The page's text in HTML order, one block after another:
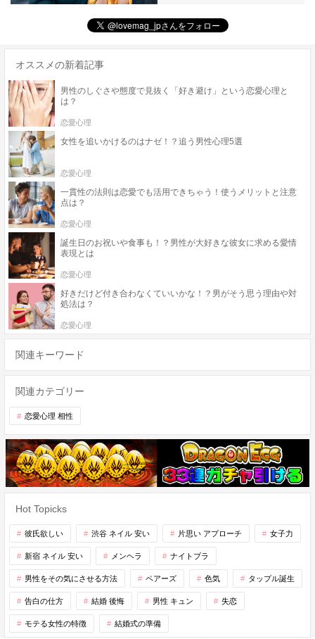
オススメの新着記事
男性のしぐさや態度で見抜く「好き避け」という恋愛心理と
は？
恋愛心理
女性を追いかけるのはナゼ！？追う男性心理5選
恋愛心理
一貫性の法則は恋愛でも活用できちゃう！使うメリットと注意
点は？
恋愛心理
誕生日のお祝いや食事も！？男性が大好きな彼女に求める愛情
表現とは
恋愛心理
好きだけど付き合わなくていいかな！？男がそう思う理由や対
処法は？
恋愛心理
関連キーワード
関連カテゴリー
恋愛心理 相性
Hot Topicks
彼氏欲しい 渋谷 ネイル 安い 片思い アプローチ 女子力
新宿 ネイル 安い メンヘラ ナイトブラ
男性をその気にさせる方法 ペアーズ 色気 タップル誕生
告白の仕方 結婚 後悔 男性 キュン 失恋
モテる女性の特徴 結婚式の準備